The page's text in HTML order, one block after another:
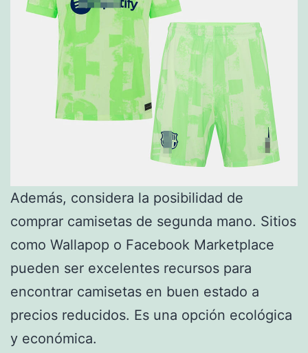
Además, considera la posibilidad de
comprar camisetas de segunda mano. Sitios
como Wallapop o Facebook Marketplace
pueden ser excelentes recursos para
encontrar camisetas en buen estado a
precios reducidos. Es una opción ecológica
y económica.